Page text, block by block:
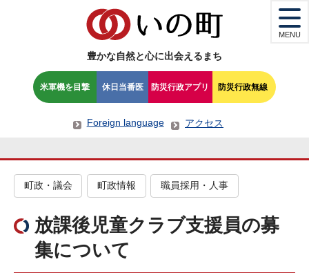
豊かな自然と心に出会えるまち
米軍機を目撃 休日当番医 防災行政アプリ 防災行政無線
Foreign language アクセス
MENU
町政・議会 町政情報 職員採用・人事
放課後児童クラブ支援員の募
集について